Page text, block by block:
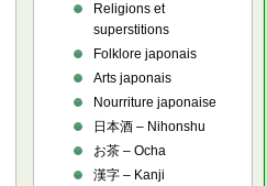
Religions et
superstitions
Folklore japonais
Arts japonais
Nourriture japonaise
日本酒 – Nihonshu
お茶 – Ocha
漢字 – Kanji